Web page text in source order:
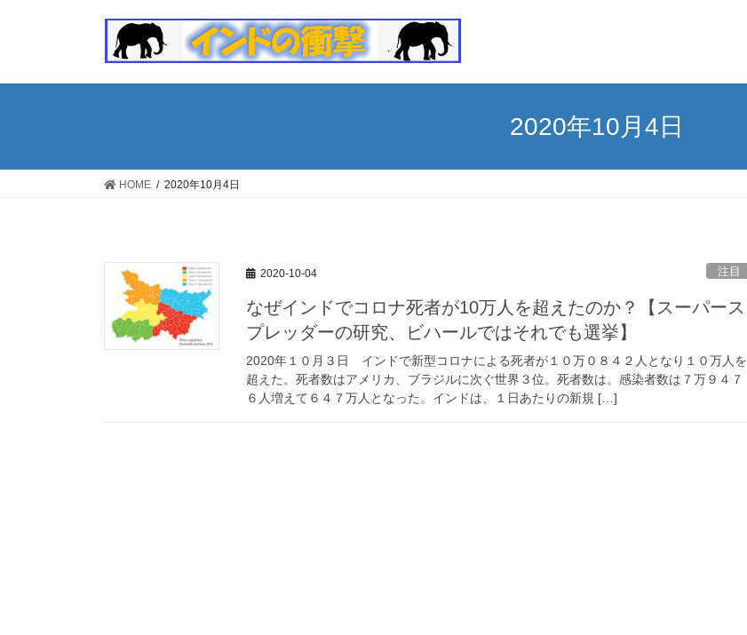
2020年10月4日
HOME 2020年10月4日
2020-10-04 注目
なぜインドでコロナ死者が10万人を超えたのか？【スーパース
プレッダーの研究、ビハールではそれでも選挙】
2020年１０月３日 インドで新型コロナによる死者が１０万０８４２人となり１０万人を
超えた。死者数はアメリカ、ブラジルに次ぐ世界３位。死者数は。感染者数は７万９４７
６人増えて６４７万人となった。インドは、１日あたりの新規 […]